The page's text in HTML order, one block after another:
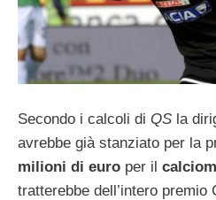
Secondo i calcoli di QS la
avrebbe già stanziato per la
milioni di euro per il
tratterebbe dell’intero